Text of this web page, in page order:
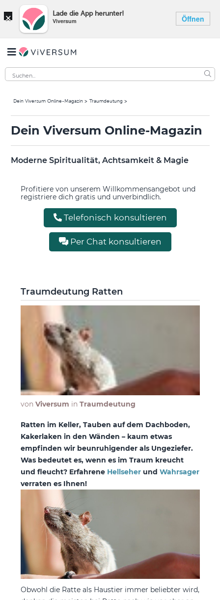
× Lade die App herunter!
Viversum Öffnen
Dein Viversum Online-Magazin Traumdeutung
Dein Viversum Online-Magazin
Moderne Spiritualität, Achtsamkeit & Magie
Profitiere von unserem Willkommensangebot und
registriere dich gratis und unverbindlich.
Telefonisch konsultieren
Per Chat konsultieren
Traumdeutung Ratten
von Viversum in Traumdeutung
Ratten im Keller, Tauben auf dem Dachboden,
Kakerlaken in den Wänden – kaum etwas
empfinden wir beunruhigender als Ungeziefer.
Was bedeutet es, wenn es im Traum kreucht
und fleucht? Erfahrene Hellseher und Wahrsager
verraten es Ihnen!
Obwohl die Ratte als Haustier immer beliebter wird,